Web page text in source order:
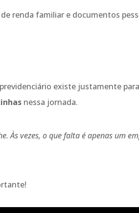
renda familiar e documentos
existe justamente
nessa jornada.
Às vezes, o que falta é apenas um